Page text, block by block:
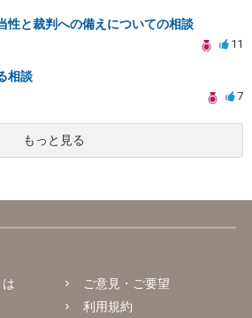
性と裁判への備えについての相談
11
相談
7
もっと見る
ご意見・ご要望
利用規約